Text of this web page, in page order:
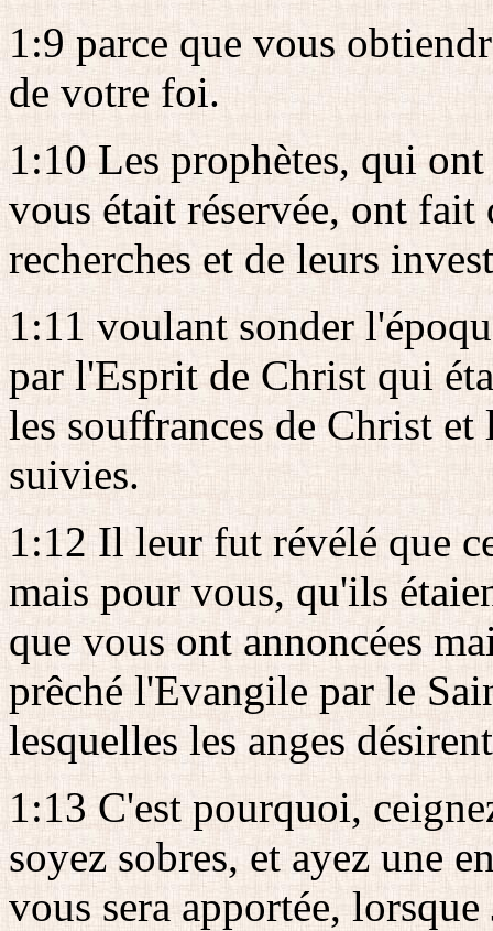
1:9 parce que vous
de votre foi.
1:10 Les prophètes, qui
vous était réservée, ont
recherches et de leurs
1:11 voulant sonder
par l'Esprit de Christ qui
les souffrances de Christ
suivies.
1:12 Il leur fut révélé que
mais pour vous, qu'ils
que vous ont annoncées
prêché l'Evangile par le
lesquelles les anges
1:13 C'est pourquoi,
soyez sobres, et ayez une
vous sera apportée,